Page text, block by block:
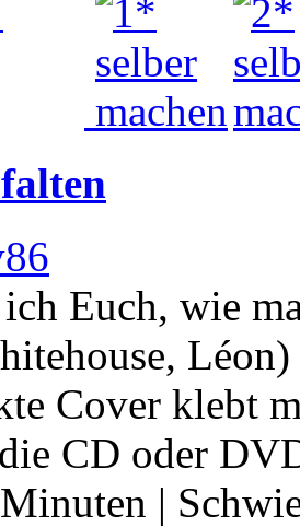
Euch, wie
Cover klebt
CD oder
|